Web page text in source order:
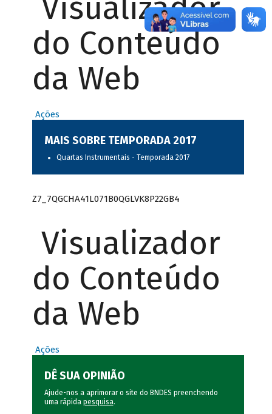
Visualizador
do Conteúdo
da Web
Ações
MAIS SOBRE TEMPORADA 2017
Quartas Instrumentais - Temporada 2017
Z7_7QGCHA41L071B0QGLVK8P22GB4
Visualizador
do Conteúdo
da Web
Ações
DÊ SUA OPINIÃO
Ajude-nos a aprimorar o site do BNDES preenchendo
uma rápida pesquisa.